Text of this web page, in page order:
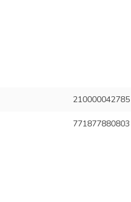
210000042785
771877880803